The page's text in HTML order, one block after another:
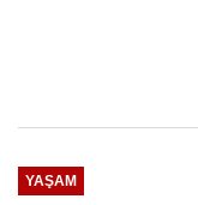
YAŞAM